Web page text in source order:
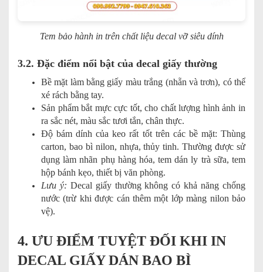
Tem bảo hành in trên chất liệu decal vỡ siêu dính
3.2. Đặc điểm nổi bật của decal giấy thường
Bề mặt làm bằng giấy màu trắng (nhẵn và trơn), có thể
xé rách bằng tay.
Sản phẩm bắt mực cực tốt, cho chất lượng hình ảnh in
ra sắc nét, màu sắc tươi tắn, chân thực.
Độ bám dính của keo rất tốt trên các bề mặt: Thùng
carton, bao bì nilon, nhựa, thủy tinh. Thường được sử
dụng làm nhãn phụ hàng hóa, tem dán ly trà sữa, tem
hộp bánh kẹo, thiết bị văn phòng.
Lưu ý: Decal giấy thường không có khả năng chống
nước (trừ khi được cán thêm một lớp màng nilon bảo
vệ).
4. ƯU ĐIỂM TUYỆT ĐỐI KHI IN
DECAL GIẤY DÁN BAO BÌ